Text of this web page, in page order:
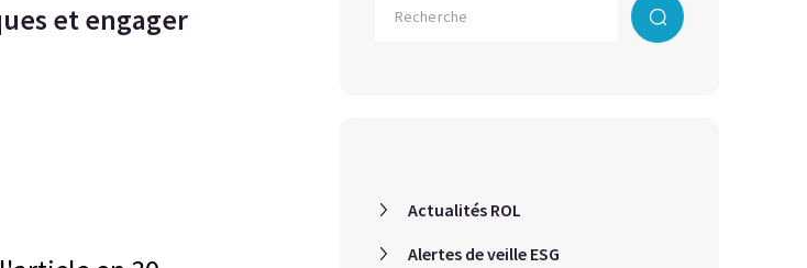
et engager
Actualités ROL
Alertes de veille ESG